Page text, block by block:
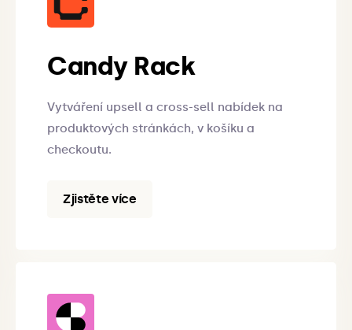
Candy Rack
Vytváření upsell a cross-sell nabídek na
produktových stránkách, v košíku a
checkoutu.
Zjistěte více